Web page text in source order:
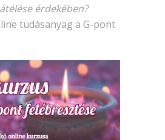
érdekében?
tudásanyag a G-pont